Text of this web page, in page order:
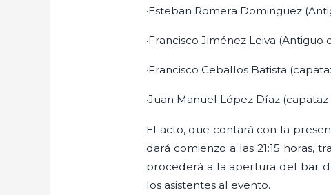
·Esteban Romera Dominguez
·Francisco Jiménez Leiva
·Francisco Ceballos Batista
·Juan Manuel López Díaz
El acto, que contará con la
dará comienzo a las 21:15 horas,
procederá a la apertura del bar
los asistentes al evento.